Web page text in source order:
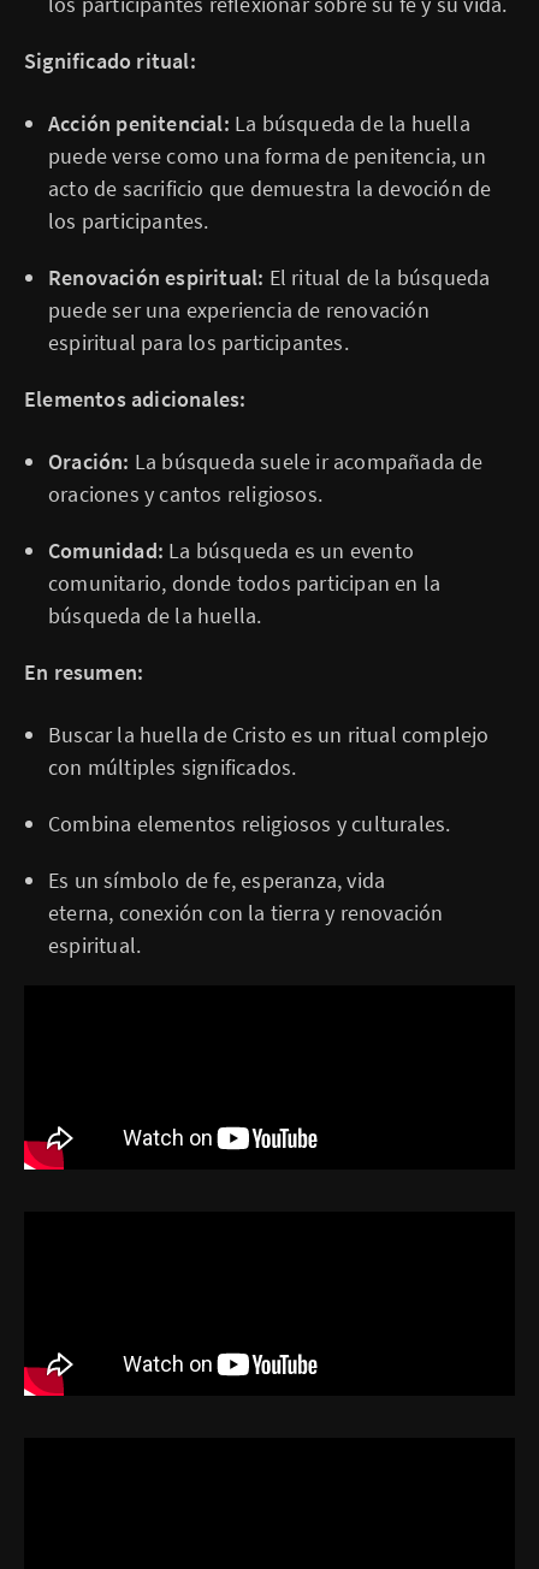
Significado ritual:
Acción penitencial: La búsqueda de la huella
puede verse como una forma de penitencia, un
acto de sacrificio que demuestra la devoción de
los participantes.
Renovación espiritual: El ritual de la búsqueda
puede ser una experiencia de renovación
espiritual para los participantes.
Elementos adicionales:
Oración: La búsqueda suele ir acompañada de
oraciones y cantos religiosos.
Comunidad: La búsqueda es un evento
comunitario, donde todos participan en la
búsqueda de la huella.
En resumen:
Buscar la huella de Cristo es un ritual complejo
con múltiples significados.
Combina elementos religiosos y culturales.
Es un símbolo de fe, esperanza, vida
eterna, conexión con la tierra y renovación
espiritual.